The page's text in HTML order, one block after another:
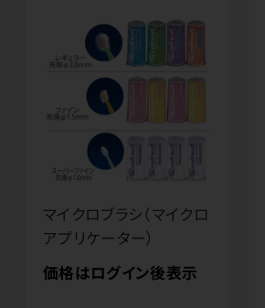
マイクロブラシ（マイクロ
アプリケーター）
価格はログイン後表示